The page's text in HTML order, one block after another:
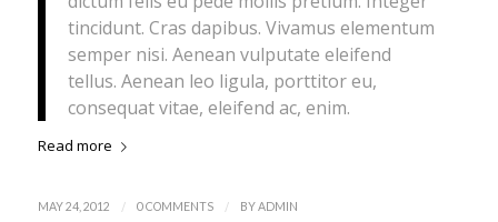
tincidunt. Cras dapibus. Vivamus elementum
semper nisi. Aenean vulputate eleifend
tellus. Aenean leo ligula, porttitor eu,
consequat vitae, eleifend ac, enim.
Read more
MAY 24, 2012 / 0 COMMENTS / BYADMIN